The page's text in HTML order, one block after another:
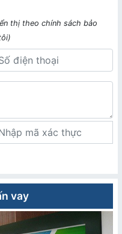
thị theo chính sách bảo
vay